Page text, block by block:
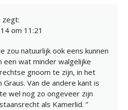
zegt:
om 11:21
zou natuurlijk ook eens kunnen
een wat minder walgelijke
gnoom te zijn, in het
Graus. Van de andere kant is
wel nog zo ongeveer zijn
als Kamerlid. ”